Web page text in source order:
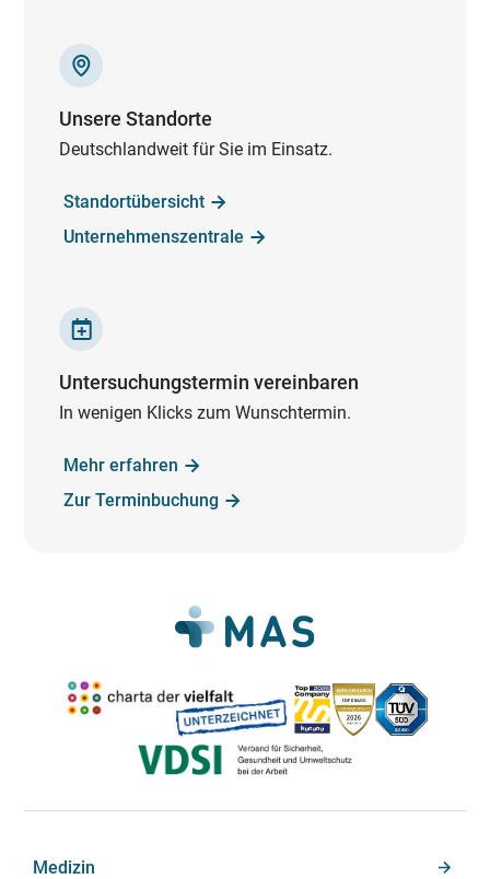
Unsere Standorte
Deutschlandweit für Sie im Einsatz.
Standortübersicht
Unternehmenszentrale
Untersuchungstermin vereinbaren
In wenigen Klicks zum Wunschtermin.
Mehr erfahren
Zur Terminbuchung
Medizin